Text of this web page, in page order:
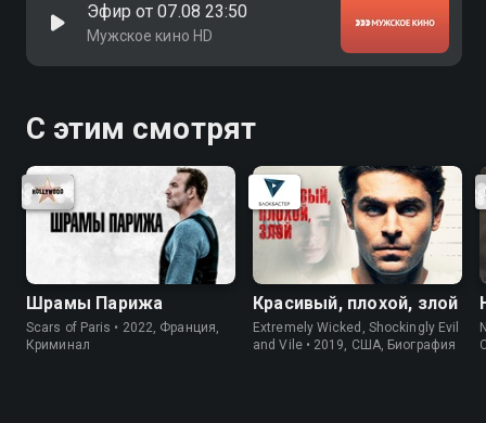
Эфир от 07.08 23:50
Мужское кино HD
С этим смотрят
Шрамы Парижа
Scars of Paris • 2022, Франция,
Криминал
Красивый, плохой, злой
Extremely Wicked, Shockingly Evil
and Vile • 2019, США, Биография